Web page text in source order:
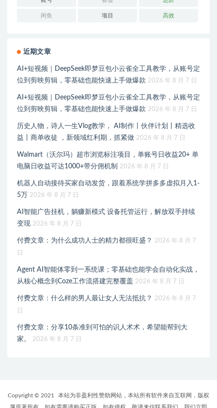
闲鱼 项目 高效
近期文章
AI+短视频｜DeepSeek即梦豆包小云雀全工具教学，从账号定
位到剪映剪辑，零基础也能快速上手做爆款 2026 年 8 月 7 日
AI+短视频｜DeepSeek即梦豆包小云雀全工具教学，从账号定
位到剪映剪辑，零基础也能快速上手做爆款 2026 年 8 月 7 日
历史人物，诗人一生Vlog教学， AI制作丨伙伴计划丨精选收
益丨商单收徒 ，新领域红利期，抓紧做 2026 年 8 月 7 日
Walmart（沃尔玛）超市浏览标注项目，单账号日收益20+ 单
电脑日收益可达1000+带分佣机制
2026 年 8 月 7 日
机器人自动接待买家自动发货，跟着系统学拼多多虚拟月入1-
5万 2026 年 8 月 7 日
AI智能广告挂机，躺赚新模式 设备托管运行，解放双手持续
变现 2026 年 8 月 7 日
付费文章：为什么成功人士的精力都很旺盛？
2026 年 8 月 7
日
Agent AI智能体零到一系统课；零基础也能学会自动化实战，
从核心概念到Coze工作流搭建完整覆盖 2026 年 8 月 7 日
付费文章：什么样的男人最让女人无法抵抗？
2026 年 8 月 7
日
付费文章：分享10条准到可怕的识人术术，希望能帮到大
家。
2026 年 8 月 7 日
Copyright © 2021
本站为非盈利性赞助网站，本站所有软件来自互联网，版权